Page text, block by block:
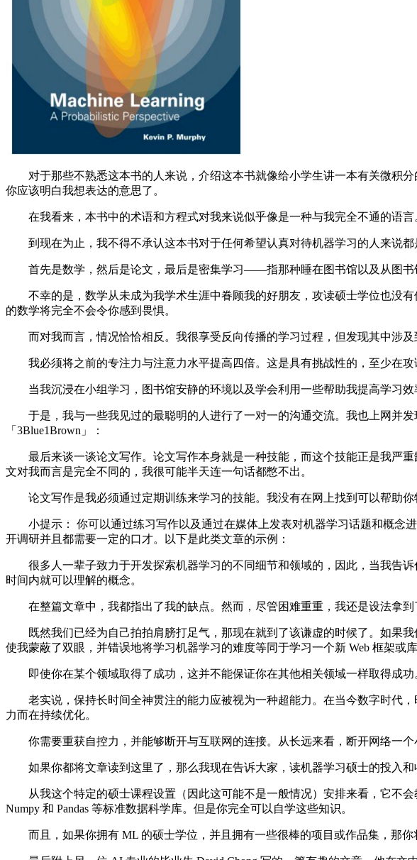
对于那些不熟悉这本书的人来说，介绍这本书就像给小学生讲一本有关微积
你应该明白我想表达的意思了。
在我看来，本书中的术语和方程式对我来说似乎像是一种与我完全不通的语言
到现在为止，我不得不承认这本书对于任何希望认真对待机器学习的人来说都
首先是数学，然后是论文，最后是密集学习——指那种睡在图书馆以及从图书
不幸的是，数学从未成为我学术生涯中眷顾我的好朋友，攻读硕士学位也没有
的数学将完全不会令你感到畏惧。
而对我而言，情况恰恰相反。我很享受反向传播的学习过程，但发现其中涉及
我必须将之前的专注力与注意力水平提高四倍。这是具有挑战性的，至少在攻
当我沉浸在小组学习，图书馆安静的环境以及学会利用一些帮助我提高学习效
于是，我与一些我见过的最聪明的人进行了一对一的沟通交流。我也上网并
「3Blue1Brown」：
最后来谈一谈论文写作。论文写作本身就是一种技能，而这个技能正是我严重
文对我而言是完全不同的，我很可能半天连一句话都憋不出。
论文写作是我必须通过定期训练来学习的技能。我没有在网上找到可以帮助你
小提示： 你可以通过练习写作以及通过在媒体上发表对机器学习话题和概念
开调研并且都需要一定的口才。以下是此类文章的示例：
很多人一辈子致力于开发探索机器学习的不同细节和领域的，因此，当我告诉
时间内就可以理解的概念。
在整篇文章中，我都指出了我的缺点。然而，尽管困难重重，我还是设法拿到
既然我们已经为自己拍拍肩膀打足气，那现在就到了该谦虚的时候了。如果我
使我蒙蔽了双眼，并错误地将学习机器学习的难度等同于学习一个新 Web 框架或库
即使你在某个领域取得了成功，这并不能保证你在其他相关领域一样取得成功
老实说，保持长时间全神贯注的能力应被视为一种超能力。在当今数字时代，
力而在持续优化。
你需要重获自控力，并能够断开与互联网的连接。从长远来看，断开网络一个
如果你都将文章读到这里了，那么我现在告诉大家，读机器学习硕士的投入和
从我这个特定的硕士课程设置（因此这可能不是一般情况）安排来看，它不会
Numpy 和 Pandas 等标准数据科学库。但是你完全可以自学这些知识。
而且，如果你拥有 ML 的硕士学位，并且拥有一些很棒的项目或作品集，那你